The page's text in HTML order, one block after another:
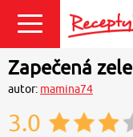
Přihlásit se
Zapečená
autor: mamina74
3.0